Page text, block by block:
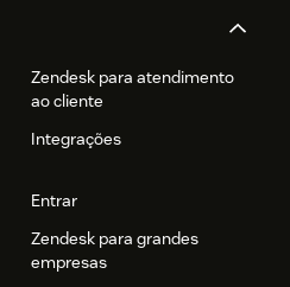
Zendesk para atendimento
ao cliente
Integrações
Entrar
Zendesk para grandes
empresas